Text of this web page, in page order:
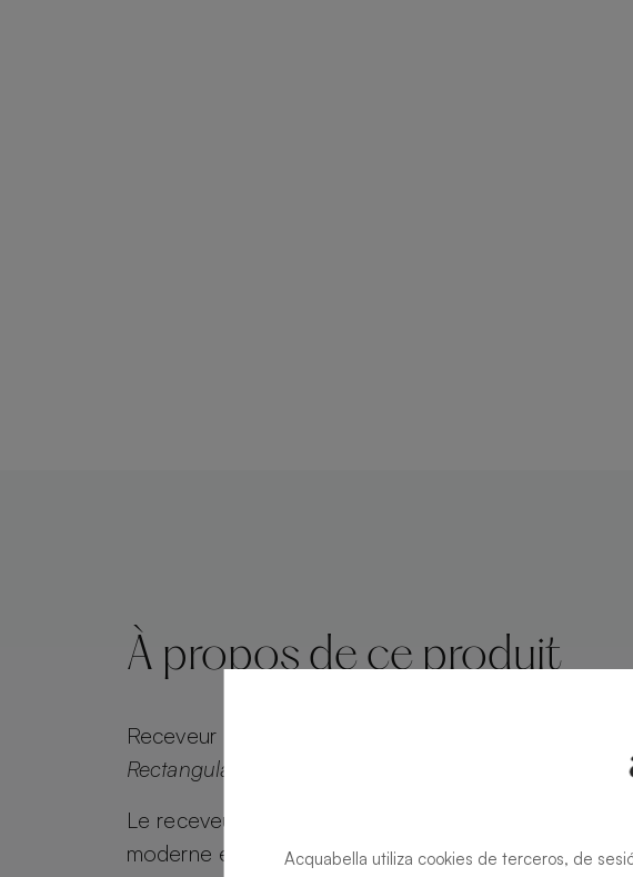
À propos de ce produit
Receveur de douche
Rectangulaire 180 X 80
Le receveur de douche Alma Slate allie style
moderne et attrait intemporel. Alma Slate conserve
Acquabella utiliza cookies de terceros, de